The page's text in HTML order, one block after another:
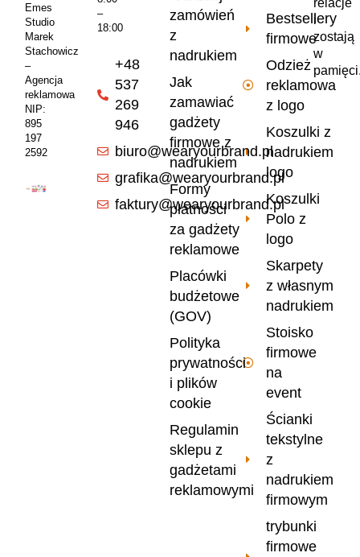
i
zostają
w
Bestsellery
firmowe
Odzież
reklamowa
z logo
Koszulki z
nadrukiem
logo
Koszulki
Polo z
logo
Skarpety
z własnym
nadrukiem
Stoisko
firmowe
na
event
Ścianki
tekstylne
z
nadrukiem
firmowym
trybunki
firmowe
zamówień
z
nadrukiem
Jak
zamawiać
gadżety
firmowe z
nadrukiem
Formy
płatności
za gadżety
reklamowe
Placówki
budżetowe
(GOV)
Polityka
prywatności
i plików
cookie
Regulamin
sklepu z
gadżetami
reklamowymi
–
18:00
+48
537
269
946
biuro@wearyourbrand.pl
grafika@wearyourbrand.pl
faktury@wearyourbrand.pl
Emes
Studio
Marek
Stachowicz
–
Agencja
reklamowa
NIP:
895
197
2592